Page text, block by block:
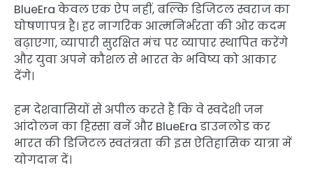
BlueEra केवल एक ऐप नहीं, बल्कि डिजिटल स्वराज का
घोषणापत्र है। हर नागरिक आत्मनिर्भरता की ओर कदम
बढ़ाएगा, व्यापारी सुरक्षित मंच पर व्यापार स्थापित करेंगे
और युवा अपने कौशल से भारत के भविष्य को आकार
देंगे।
हम देशवासियों से अपील करते हैं कि वे स्वदेशी जन
आंदोलन का हिस्सा बनें और BlueEra डाउनलोड कर
भारत की डिजिटल स्वतंत्रता की इस ऐतिहासिक यात्रा में
योगदान दें।